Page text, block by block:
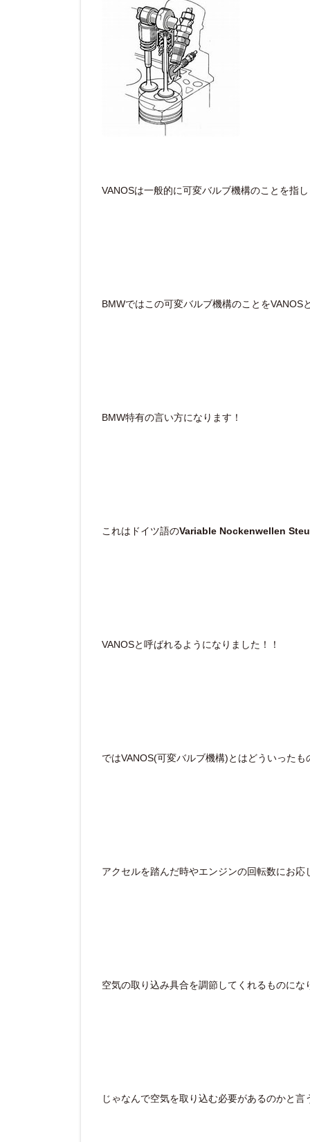
VANOSは一般的に可変バルブ機構のことを指
BMWではこの可変バルブ機構のことをVANOS
BMW特有の言い方になります！
これはドイツ語のVariable Nockenwellen
VANOSと呼ばれるようになりました！！
ではVANOS(可変バルブ機構)とはどういった
アクセルを踏んだ時やエンジンの回転数にお応
空気の取り込み具合を調節してくれるものにな
じゃなんで空気を取り込む必要があるのかと言